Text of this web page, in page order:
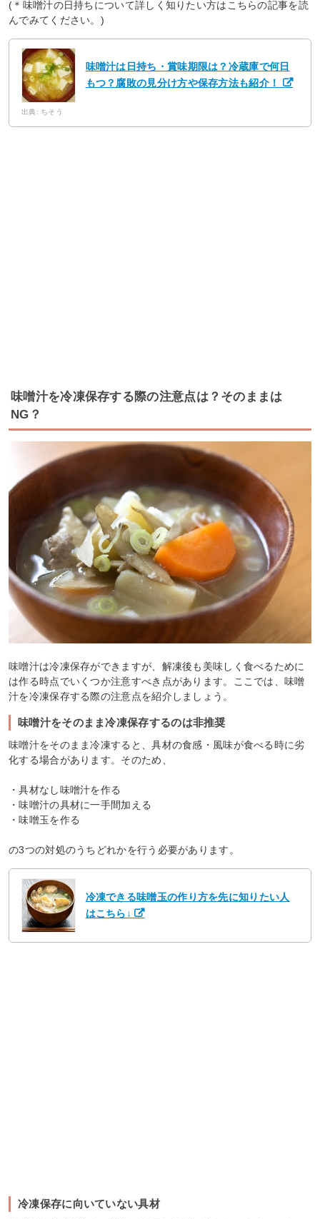
(＊味噌汁の日持ちについて詳しく知りたい方はこちらの記事を読
んでみてください。)
味噌汁は日持ち・賞味期限は？冷蔵庫で何日
もつ？腐敗の見分け方や保存方法も紹介！
出典: ちそう
味噌汁を冷凍保存する際の注意点は？そのままは
NG？
味噌汁は冷凍保存ができますが、解凍後も美味しく食べるために
は作る時点でいくつか注意すべき点があります。ここでは、味噌
汁を冷凍保存する際の注意点を紹介しましょう。
味噌汁をそのまま冷凍保存するのは非推奨
味噌汁をそのまま冷凍すると、具材の食感・風味が食べる時に劣
化する場合があります。そのため、
・具材なし味噌汁を作る
・味噌汁の具材に一手間加える
・味噌玉を作る
の3つの対処のうちどれかを行う必要があります。
冷凍できる味噌玉の作り方を先に知りたい人
はこちら↓
冷凍保存に向いていない具材